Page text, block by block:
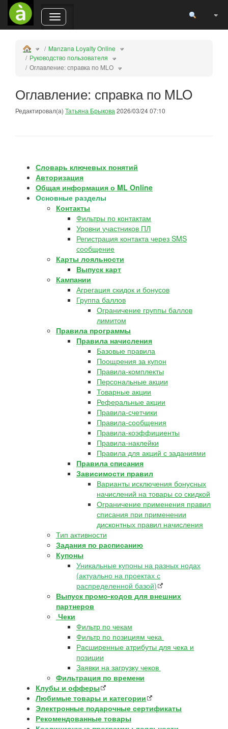
Переключает
горизонтальное
Manzana Loyalty Online
Руководство пользователя
Оглавление: справка по MLO
Оглавление: справка по MLO
Редактировал(а) Татьяна Брыкова 2026/03/24 07:10
Словарь ключевых понятий
Авторизация
Общая информация о ML Online
Основные разделы
Контакты
Фильтры по контактам
Уровни участников ПЛ
Регистрация контакта через SMS
сообщение
Карты лояльности
Выпуск карт
Кампании
Агрегация скидок и бонусов
Группа баллов
Ограничение группы баллов
лимитом
Правила программы
Правила начисления
Базовые правила
Поощрения за купон
Правила-комплекты
Персональные акции
Товарные акции
Реферальные акции
Правила-счетчики
Правила-сообщения
Правила-коэффициенты
Правила-наклейки
Правила для акций с заданиями
Правила списания
Зависимости правил
Варианты исключения бонусных
начислений на товары со скидкой
Ограничение применения правил
списания при применении
дисконтных правил начисления
Тип активности
Задания по расписанию
Купоны
Уникальные купоны на разных нодах
(актуально на проектах с
распределенной базой)
Выпуск промо-кодов для внешних
партнеров
Чеки
Фильтр по чекам
Фильтр по позициям чека
Расширенные атрибуты для чека и
позиции
Заявки на загрузку чеков
Фильтрация по времени
Клубы и офферы
Любимые товары и категории
Электронные подарочные сертификаты
Рекомендованные товары